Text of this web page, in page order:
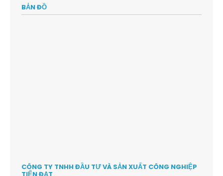
BẢN ĐỒ
CÔNG TY TNHH ĐẦU TƯ VÀ SẢN XUẤT CÔNG NGHIỆP
TIẾN ĐẠT